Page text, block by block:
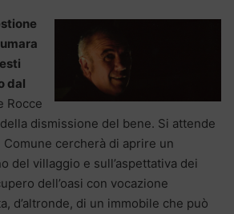
dal
Rocce
dismissione del bene. Si attende
cercherà di aprire un
del villaggio e sull’aspettativa dei
dell’oasi con vocazione
d’altronde, di un immobile che può